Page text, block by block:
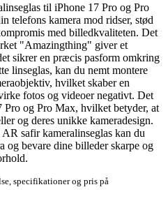
til iPhone 17 Pro og Pro
telefons kamera mod ridser, stød
med billedkvaliteten. Det
"Amazingthing" giver et
sikrer en præcis pasform omkring
linseglas, kan du nemt montere
hvilket skaber en
fotos og videoer negativt. Det
og Pro Max, hvilket betyder, at
og deres unikke kameradesign.
safir kameralinseglas kan du
og bevare dine billeder skarpe og
specifikationer og pris på